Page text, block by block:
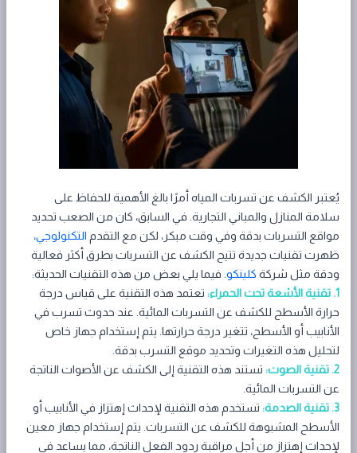
يُعتبر الكشف عن تسربات المياه أمرًا بالغ الأهمية للحفاظ على
سلامة المنازل والمباني التجارية. في السابق، كان من الصعب تحديد
مواقع التسربات بدقة وفي وقت مبكر، لكن مع التقدم التكنولوجي،
ظهرت تقنيات جديدة تتيح الكشف عن التسربات بطرق أكثر فعالية
ودقة مثل شركة كلينكو . فيما يلي بعض من هذه التقنيات الحديثة:
1. تقنية الأشعة تحت الحمراء:
تعتمد هذه التقنية على قياس درجة
حرارة الأسطح للكشف عن التسربات المائية. عند حدوث تسرب في
الأنابيب أو الأسطح، تتغير درجة حرارتها. يتم إستخدام جهاز خاص
لتحليل هذه التغيرات وتحديد موقع التسرب بدقة.
2. تقنية الصوت:
تستند هذه التقنية إلى الكشف عن الأصوات الناتجة
عن التسربات المائية.
3. تقنية الصدمة:
تستخدم هذه التقنية لإحداث إهتزاز في الأنابيب أو
الأسطح المشبوهة للكشف عن التسربات. يتم إستخدام جهاز معين
لإحداث إهتزاز من أجل مراقبة ردود الفعل الناتجة، مما يساعد في